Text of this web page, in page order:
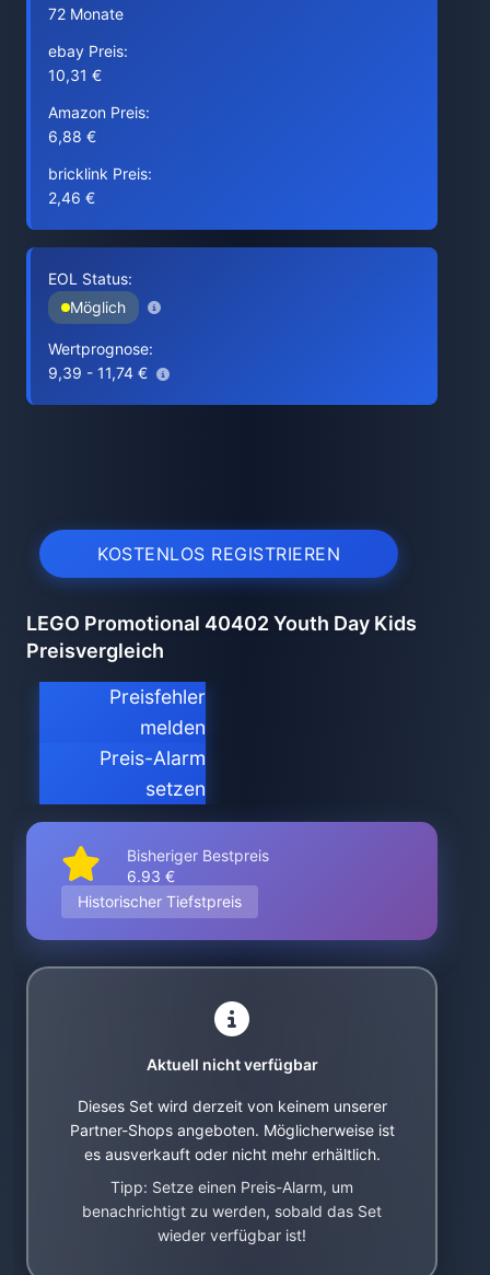
72 Monate
ebay Preis:
10,31 €
Amazon Preis:
6,88 €
bricklink Preis:
2,46 €
EOL Status:
Möglich
Wertprognose:
9,39 - 11,74 €
KOSTENLOS REGISTRIEREN
LEGO Promotional 40402 Youth Day Kids
Preisvergleich
Preisfehler
melden
Preis-Alarm
setzen
Bisheriger Bestpreis
6.93 €
Historischer Tiefstpreis
Aktuell nicht verfügbar
Dieses Set wird derzeit von keinem unserer
Partner-Shops angeboten. Möglicherweise ist
es ausverkauft oder nicht mehr erhältlich.
Tipp: Setze einen Preis-Alarm, um
benachrichtigt zu werden, sobald das Set
wieder verfügbar ist!